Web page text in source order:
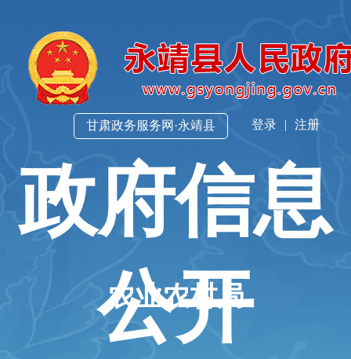
登录 | 注册
甘肃政务服务网·永靖县
政府信息
公开
农业农村局